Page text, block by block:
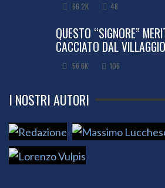
66.2K 48
QUESTO “SIGNORE”
CACCIATO DAL
56.6K 106
I NOSTRI AUTORI